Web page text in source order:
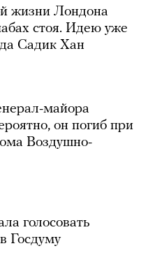
жизни Лондона
стоя. Идею уже
Садик Хан
майора
он погиб при
Воздушно-
голосовать
Госдуму